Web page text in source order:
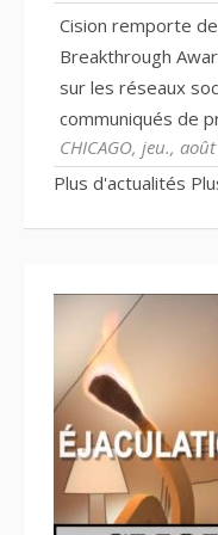
Cision remporte
Breakthrough
sur les réseaux
communiqués de
CHICAGO, jeu.,
Plus d'actualités